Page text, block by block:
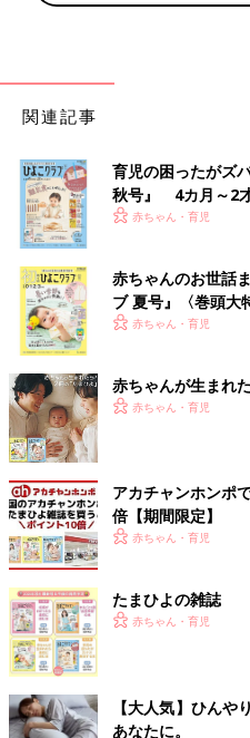
関連記事
育児の困ったがズ
秋号』 4カ月～2
いっぱい！
赤ちゃん・育児
赤ちゃんのお世話
ブ 夏号』〈巻頭大
く！ おっぱい・ミ
赤ちゃん・育児
赤ちゃんが生まれ
赤ちゃん・育児
アカチャンホンポ
倍【期間限定】
赤ちゃん・育児
たまひよの雑誌
赤ちゃん・育児
【大人気】ひんや
あなたに。